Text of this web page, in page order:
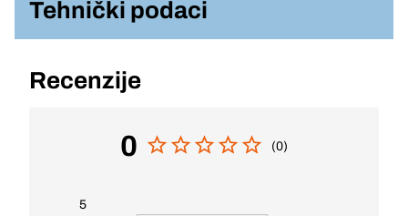
Tehnički podaci
Recenzije
0 (0)
5